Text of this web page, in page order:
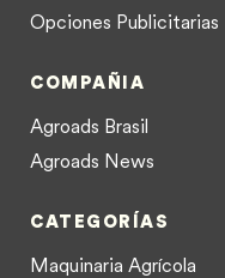
Opciones Publicitarias
COMPAÑIA
Agroads Brasil
Agroads News
CATEGORÍAS
Maquinaria Agrícola